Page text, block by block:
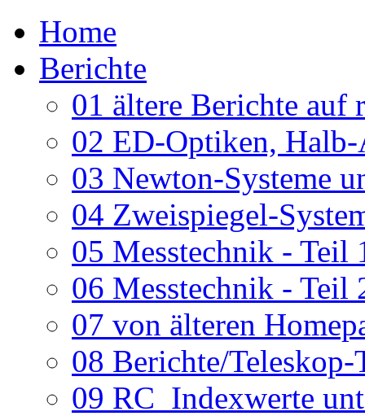
Home
Berichte
01 ältere Berichte auf
02 ED-Optiken, Halb-
03 Newton-Systeme
04 Zweispiegel-
05 Messtechnik - Teil
06 Messtechnik - Teil
07 von älteren
08 Berichte/
09 RC_Indexwerte